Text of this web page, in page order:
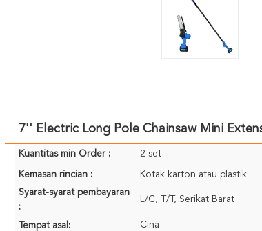
7'' Electric Long Pole Chainsaw Mini
Kuantitas min Order : 2 set
Kemasan rincian : Kotak karton atau plastik
Syarat-syarat pembayaran
:
L/C, T/T, Serikat Barat
Tempat asal: Cina